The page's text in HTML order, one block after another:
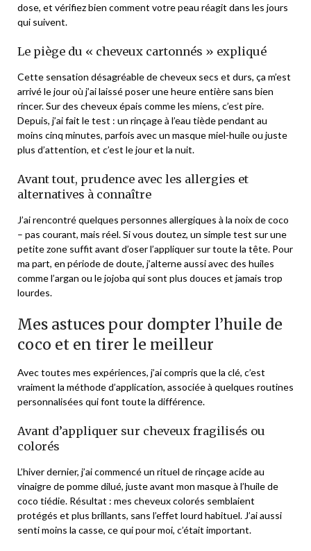
dose, et vérifiez bien comment votre peau réagit dans les jours
qui suivent.
Le piège du « cheveux cartonnés » expliqué
Cette sensation désagréable de cheveux secs et durs, ça m’est
arrivé le jour où j’ai laissé poser une heure entière sans bien
rincer. Sur des cheveux épais comme les miens, c’est pire.
Depuis, j’ai fait le test : un rinçage à l’eau tiède pendant au
moins cinq minutes, parfois avec un masque miel-huile ou juste
plus d’attention, et c’est le jour et la nuit.
Avant tout, prudence avec les allergies et
alternatives à connaître
J’ai rencontré quelques personnes allergiques à la noix de coco
– pas courant, mais réel. Si vous doutez, un simple test sur une
petite zone suffit avant d’oser l’appliquer sur toute la tête. Pour
ma part, en période de doute, j’alterne aussi avec des huiles
comme l’argan ou le jojoba qui sont plus douces et jamais trop
lourdes.
Mes astuces pour dompter l’huile de
coco et en tirer le meilleur
Avec toutes mes expériences, j’ai compris que la clé, c’est
vraiment la méthode d’application, associée à quelques routines
personnalisées qui font toute la différence.
Avant d’appliquer sur cheveux fragilisés ou
colorés
L’hiver dernier, j’ai commencé un rituel de rinçage acide au
vinaigre de pomme dilué, juste avant mon masque à l’huile de
coco tiédie. Résultat : mes cheveux colorés semblaient
protégés et plus brillants, sans l’effet lourd habituel. J’ai aussi
senti moins la casse, ce qui pour moi, c’était important.